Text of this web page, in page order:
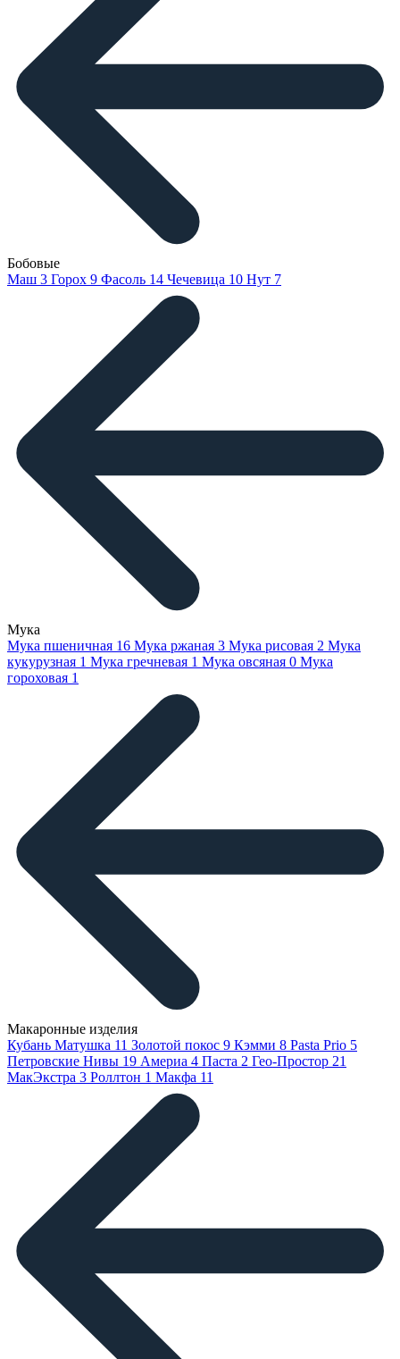
Бобовые
Маш 3 Горох 9 Фасоль 14 Чечевица 10 Нут 7
Мука
Мука пшеничная 16 Мука ржаная 3 Мука рисовая 2 Мука
кукурузная 1 Мука гречневая 1 Мука овсяная 0 Мука
гороховая 1
Макаронные изделия
Кубань Матушка 11 Золотой покос 9 Кэмми 8 Pasta Prio 5
Петровские Нивы 19 Америа 4 Паста 2 Гео-Простор 21
МакЭкстра 3 Роллтон 1 Макфа 11